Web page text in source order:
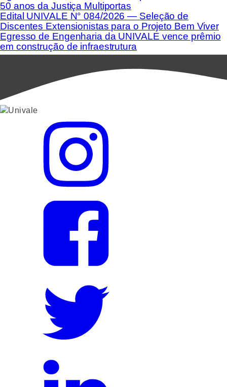
50 anos da Justiça Multiportas
Edital UNIVALE N° 084/2026 — Seleção de
Discentes Extensionistas para o Projeto Bem Viver
Egresso de Engenharia da UNIVALE vence prêmio
em construção de infraestrutura